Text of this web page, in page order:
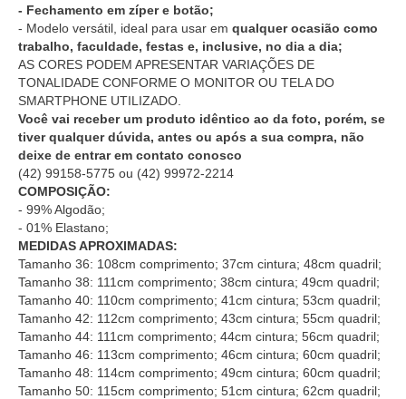
- Fechamento em zíper e botão;
- Modelo versátil, ideal para usar em qualquer ocasião como
trabalho, faculdade, festas e, inclusive, no dia a dia;
AS CORES PODEM APRESENTAR VARIAÇÕES DE
TONALIDADE CONFORME O MONITOR OU TELA DO
SMARTPHONE UTILIZADO.
Você vai receber um produto idêntico ao da foto, porém, se
tiver qualquer dúvida, antes ou após a sua compra, não
deixe de entrar em contato conosco
(42) 99158-5775 ou (42) 99972-2214
COMPOSIÇÃO:
- 99% Algodão;
- 01% Elastano;
MEDIDAS APROXIMADAS:
Tamanho 36: 108cm comprimento; 37cm cintura; 48cm quadril;
Tamanho 38: 111cm comprimento; 38cm cintura; 49cm quadril;
Tamanho 40: 110cm comprimento; 41cm cintura; 53cm quadril;
Tamanho 42: 112cm comprimento; 43cm cintura; 55cm quadril;
Tamanho 44: 111cm comprimento; 44cm cintura; 56cm quadril;
Tamanho 46: 113cm comprimento; 46cm cintura; 60cm quadril;
Tamanho 48: 114cm comprimento; 49cm cintura; 60cm quadril;
Tamanho 50: 115cm comprimento; 51cm cintura; 62cm quadril;